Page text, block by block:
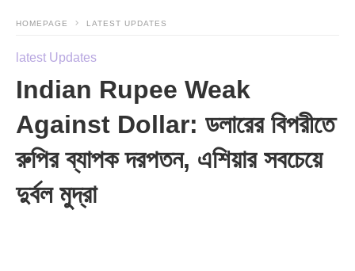
HOMEPAGE LATEST UPDATES
latest Updates
Indian Rupee Weak
Against Dollar: ডলারের বিপরীতে
রুপির ব্যাপক দরপতন, এশিয়ার সবচেয়ে
দুর্বল মুদ্রা